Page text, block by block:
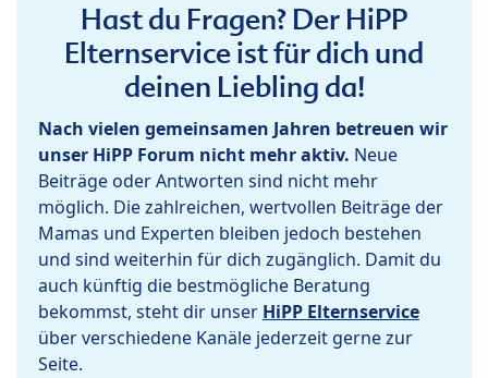
Hast du Fragen? Der HiPP
Elternservice ist für dich und
deinen Liebling da!
Nach vielen gemeinsamen Jahren betreuen wir
unser HiPP Forum nicht mehr aktiv. Neue
Beiträge oder Antworten sind nicht mehr
möglich. Die zahlreichen, wertvollen Beiträge der
Mamas und Experten bleiben jedoch bestehen
und sind weiterhin für dich zugänglich. Damit du
auch künftig die bestmögliche Beratung
bekommst, steht dir unser HiPP Elternservice
über verschiedene Kanäle jederzeit gerne zur
Seite.